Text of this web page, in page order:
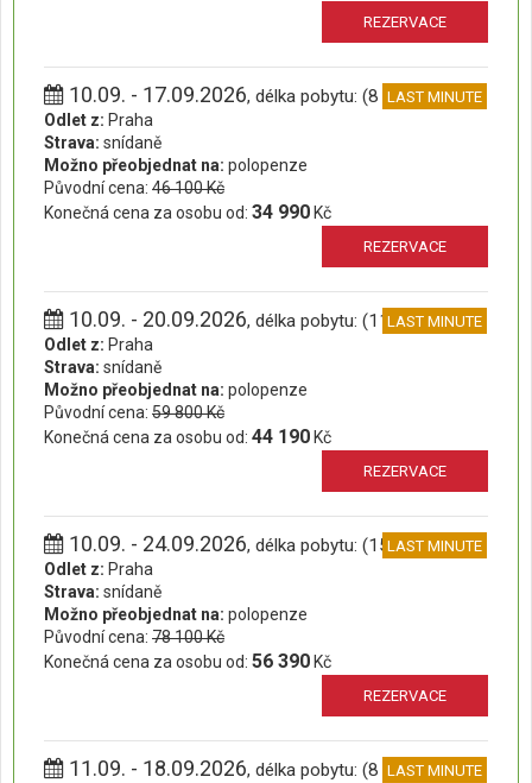
REZERVACE
10.09. - 17.09.2026, délka pobytu: (8 dní)LAST MINUTE
Odlet z: Praha
Strava: snídaně
Možno přeobjednat na: polopenze
Původní cena: 46 100 Kč
Konečná cena za osobu od: 34 990 Kč
REZERVACE
10.09. - 20.09.2026, délka pobytu: (11 dní)LAST MINUTE
Odlet z: Praha
Strava: snídaně
Možno přeobjednat na: polopenze
Původní cena: 59 800 Kč
Konečná cena za osobu od: 44 190 Kč
REZERVACE
10.09. - 24.09.2026, délka pobytu: (15 dní)LAST MINUTE
Odlet z: Praha
Strava: snídaně
Možno přeobjednat na: polopenze
Původní cena: 78 100 Kč
Konečná cena za osobu od: 56 390 Kč
REZERVACE
11.09. - 18.09.2026, délka pobytu: (8 dní)LAST MINUTE